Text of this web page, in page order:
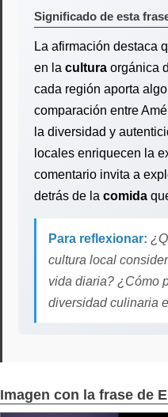
Significado de esta
La afirmación destaca
en la cultura orgánica
cada región aporta
comparación entre
la diversidad y
locales enriquecen la
comentario invita a
detrás de la comida
Para reflexionar:
cultura local
vida diaria? ¿Cómo
diversidad culinaria
Imagen con la frase de